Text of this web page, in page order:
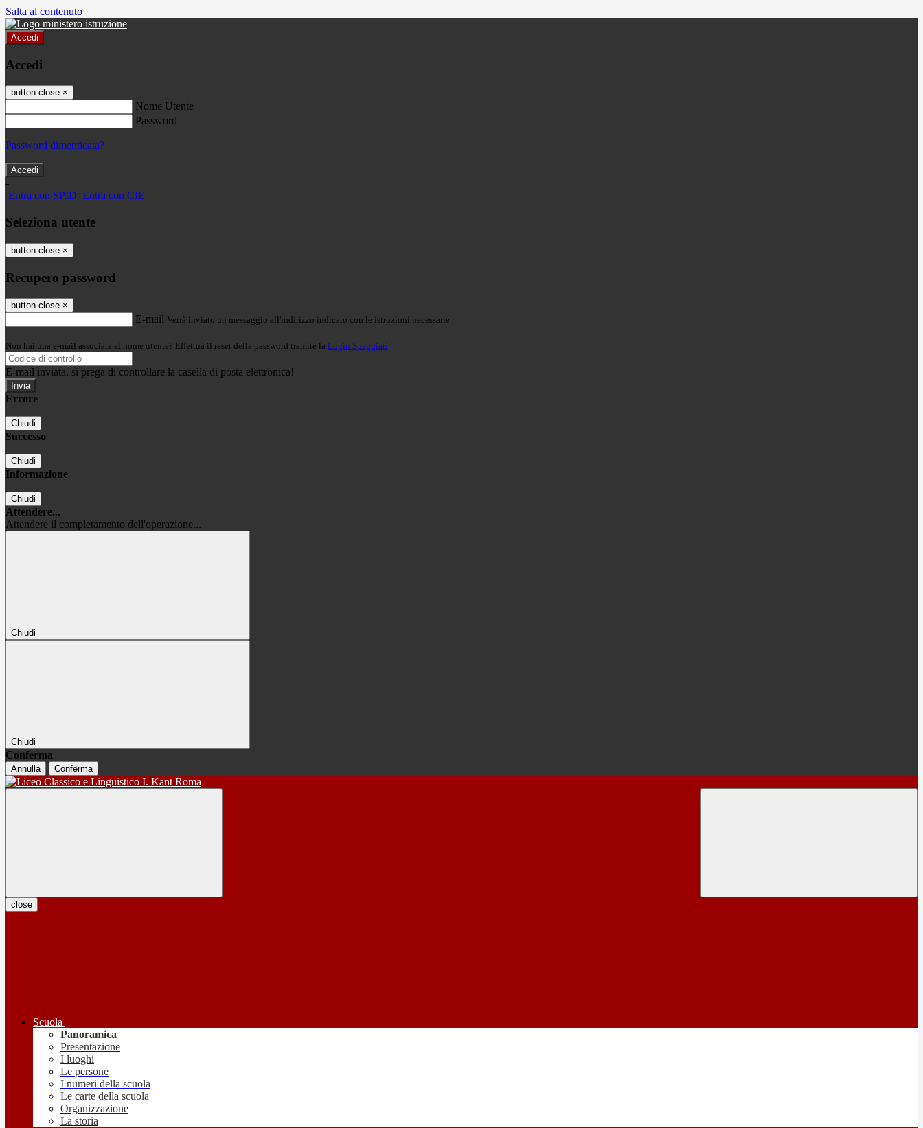
Salta al contenuto
Accedi
Accedi
button close ×
Nome Utente
Password
Password dimenticata?
-
Entra con SPID Entra con CIE
Seleziona utente
button close ×
Recupero password
button close ×
E-mail Verrà inviato un messaggio all'indirizzo indicato con le istruzioni necessarie.
Non hai una e-mail associata al nome utente? Effettua il reset della password tramite la Login Spaggiari
E-mail inviata, si prega di controllare la casella di posta elettronica!
Errore
Chiudi
Successo
Chiudi
Informazione
Chiudi
Attendere...
Attendere il completamento dell'operazione...
Chiudi
Chiudi
Conferma
Annulla Conferma
close
Scuola
Panoramica
Presentazione
I luoghi
Le persone
I numeri della scuola
Le carte della scuola
Organizzazione
La storia